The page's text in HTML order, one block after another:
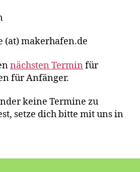
(at) makerhafen.de
nächsten Termin für
für Anfänger.
keine Termine zu
setze dich bitte mit uns in